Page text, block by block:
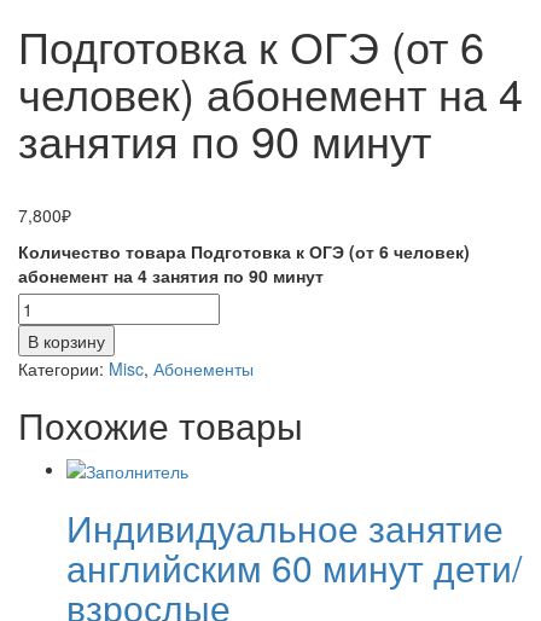
Подготовка к ОГЭ (от 6
человек) абонемент на 4
занятия по 90 минут
7,800₽
Количество товара Подготовка к ОГЭ (от 6 человек)
абонемент на 4 занятия по 90 минут
В корзину
Категории: Misc, Абонементы
Похожие товары
Индивидуальное занятие
английским 60 минут дети/
взрослые